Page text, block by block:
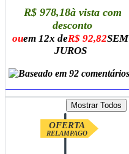
R$ 978,18à vista com
desconto
ouem 12x deR$ 92,82SEM
JUROS
OFERTA
RELAMPAGO